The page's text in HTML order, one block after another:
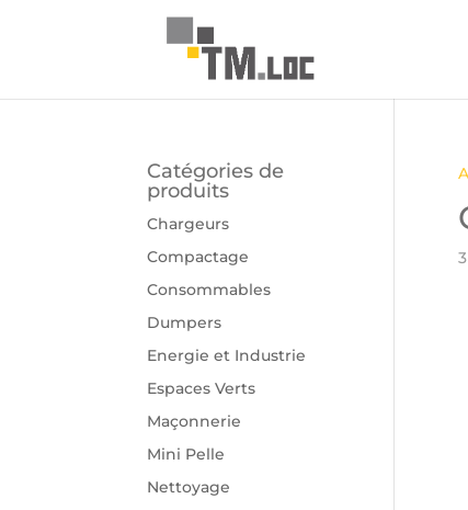
Catégories de
produits
Chargeurs
Compactage
Consommables
Dumpers
Energie et Industrie
Espaces Verts
Maçonnerie
Mini Pelle
Nettoyage